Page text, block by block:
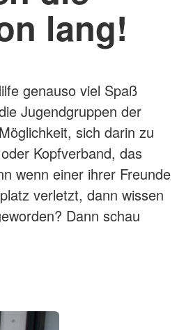
lang!
genauso viel Spaß
Jugendgruppen der
sich darin zu
Kopfverband, das
wenn einer ihrer Freunde
verletzt, dann wissen
Dann schau